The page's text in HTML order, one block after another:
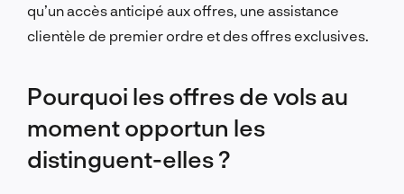
qu’un accès anticipé aux offres, une assistance
clientèle de premier ordre et des offres exclusives.
Pourquoi les offres de vols au
moment opportun les
distinguent-elles ?